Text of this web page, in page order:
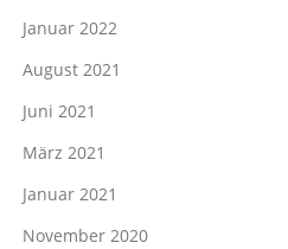
Januar 2022
August 2021
Juni 2021
März 2021
Januar 2021
November 2020